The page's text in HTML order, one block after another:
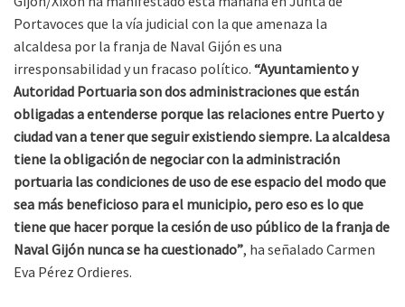
Portavoces que la vía judicial con la que amenaza la
alcaldesa por la franja de Naval Gijón es una
irresponsabilidad y un fracaso político. “Ayuntamiento y
Autoridad Portuaria son dos administraciones que están
obligadas a entenderse porque las relaciones entre Puerto y
ciudad van a tener que seguir existiendo siempre. La alcaldesa
tiene la obligación de negociar con la administración
portuaria las condiciones de uso de ese espacio del modo que
sea más beneficioso para el municipio, pero eso es lo que
tiene que hacer porque la cesión de uso público de la franja de
Naval Gijón nunca se ha cuestionado”, ha señalado Carmen
Eva Pérez Ordieres.